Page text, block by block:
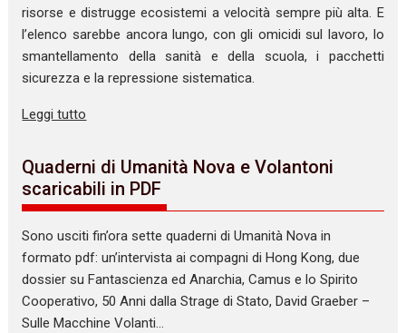
risorse e distrugge ecosistemi a velocità sempre più alta. E
l’elenco sarebbe ancora lungo, con gli omicidi sul lavoro, lo
smantellamento della sanità e della scuola, i pacchetti
sicurezza e la repressione sistematica.
Leggi tutto
Quaderni di Umanità Nova e Volantoni
scaricabili in PDF
Sono usciti fin’ora sette quaderni di Umanità Nova in
formato pdf: un’intervista ai compagni di Hong Kong, due
dossier su Fantascienza ed Anarchia, Camus e lo Spirito
Cooperativo, 50 Anni dalla Strage di Stato, David Graeber –
Sulle Macchine Volanti…